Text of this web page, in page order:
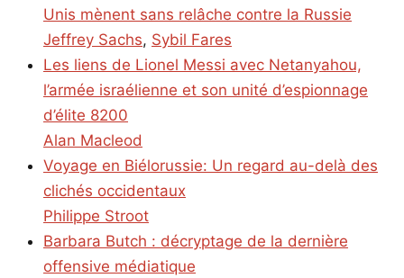
Unis mènent sans relâche contre la Russie
Jeffrey Sachs, Sybil Fares
Les liens de Lionel Messi avec Netanyahou,
l’armée israélienne et son unité d’espionnage
d’élite 8200
Alan Macleod
Voyage en Biélorussie: Un regard au-delà des
clichés occidentaux
Philippe Stroot
Barbara Butch : décryptage de la dernière
offensive médiatique